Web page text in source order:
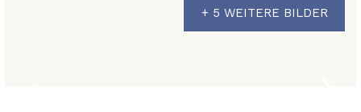
+ 5 WEITERE BILDER